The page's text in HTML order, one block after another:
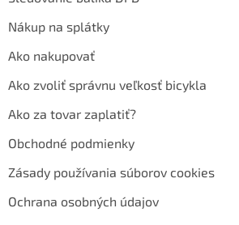
Nákup na splátky
Ako nakupovať
Ako zvoliť správnu veľkosť bicykla
Ako za tovar zaplatiť?
Obchodné podmienky
Zásady používania súborov cookies
Ochrana osobných údajov